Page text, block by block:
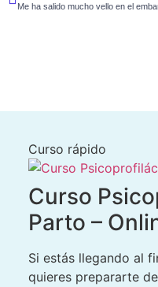
Curso rápido
Curso
Parto –
Si estás llegando al
quieres prepararte